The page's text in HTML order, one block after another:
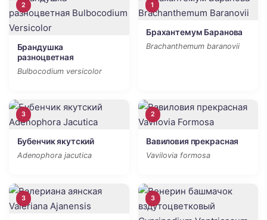
2
Брандушка
разноцветная
Bulbocodium versicolor
1
Брахантемум Баранова
Brachanthemum baranovii
3
Бубенчик якутский
Adenophora jacutica
2
Вавиловия прекрасная
Vavilovia formosa
3 3